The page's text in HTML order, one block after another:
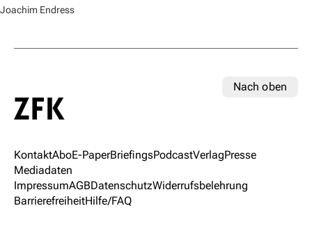
Joachim Endress
Nach oben
KontaktAboE-PaperBriefingsPodcastVerlagPresse
Mediadaten
ImpressumAGBDatenschutzWiderrufsbelehrung
BarrierefreiheitHilfe/FAQ